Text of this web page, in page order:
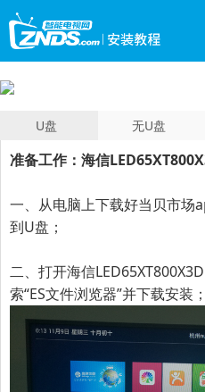
U盘 无U盘
准备工作：海信
一、 从电脑上下载好当贝市场
到U盘；
二、打开海信
索“ES文件浏览器”并下载安装；